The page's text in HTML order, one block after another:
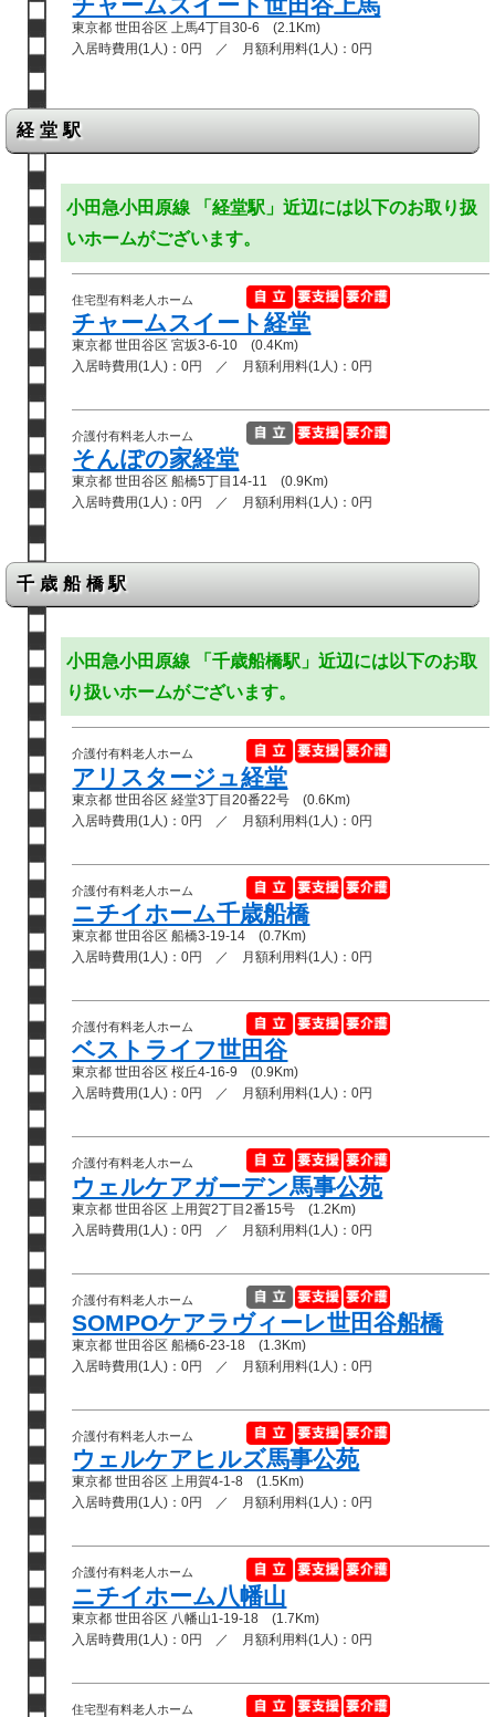
東京都 世田谷区 上馬4丁目30-6 (2.1Km)
入居時費用(1人)：0円 ／ 月額利用料(1人)：0円
経堂駅
小田急小田原線 「経堂駅」近辺には以下のお取り扱
いホームがございます。
住宅型有料老人ホーム
チャームスイート経堂
東京都 世田谷区 宮坂3-6-10 (0.4Km)
入居時費用(1人)：0円 ／ 月額利用料(1人)：0円
介護付有料老人ホーム
そんぽの家経堂
東京都 世田谷区 船橋5丁目14-11 (0.9Km)
入居時費用(1人)：0円 ／ 月額利用料(1人)：0円
千歳船橋駅
小田急小田原線 「千歳船橋駅」近辺には以下のお取
り扱いホームがございます。
介護付有料老人ホーム
アリスタージュ経堂
東京都 世田谷区 経堂3丁目20番22号 (0.6Km)
入居時費用(1人)：0円 ／ 月額利用料(1人)：0円
介護付有料老人ホーム
ニチイホーム千歳船橋
東京都 世田谷区 船橋3-19-14 (0.7Km)
入居時費用(1人)：0円 ／ 月額利用料(1人)：0円
介護付有料老人ホーム
ベストライフ世田谷
東京都 世田谷区 桜丘4-16-9 (0.9Km)
入居時費用(1人)：0円 ／ 月額利用料(1人)：0円
介護付有料老人ホーム
ウェルケアガーデン馬事公苑
東京都 世田谷区 上用賀2丁目2番15号 (1.2Km)
入居時費用(1人)：0円 ／ 月額利用料(1人)：0円
介護付有料老人ホーム
SOMPOケアラヴィーレ世田谷船橋
東京都 世田谷区 船橋6-23-18 (1.3Km)
入居時費用(1人)：0円 ／ 月額利用料(1人)：0円
介護付有料老人ホーム
ウェルケアヒルズ馬事公苑
東京都 世田谷区 上用賀4-1-8 (1.5Km)
入居時費用(1人)：0円 ／ 月額利用料(1人)：0円
介護付有料老人ホーム
ニチイホーム八幡山
東京都 世田谷区 八幡山1-19-18 (1.7Km)
入居時費用(1人)：0円 ／ 月額利用料(1人)：0円
住宅型有料老人ホーム